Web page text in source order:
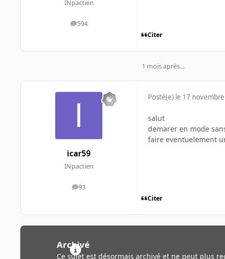
INpactien
594
messages
Citer
1 mois après...
icar59
INpactien
93
messages
Posté(e) le 17
salut
demarer en mode
faire eventuelement
Citer
Archivé
Ce sujet est désormais archivé et ne peut plus